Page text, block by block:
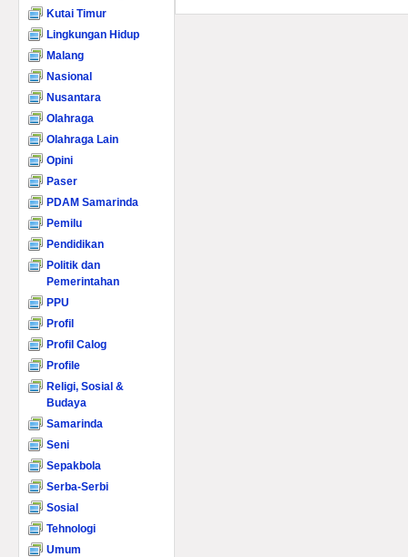
Kutai Timur
Lingkungan Hidup
Malang
Nasional
Nusantara
Olahraga
Olahraga Lain
Opini
Paser
PDAM Samarinda
Pemilu
Pendidikan
Politik dan
Pemerintahan
PPU
Profil
Profil Calog
Profile
Religi, Sosial &
Budaya
Samarinda
Seni
Sepakbola
Serba-Serbi
Sosial
Tehnologi
Umum